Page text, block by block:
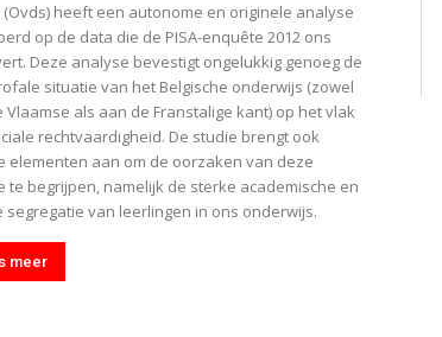
(Ovds) heeft een autonome en originele analyse
op de data die de PISA-enquête 2012 ons
Deze analyse bevestigt ongelukkig genoeg de
situatie van het Belgische onderwijs (zowel
Vlaamse als aan de Franstalige kant) op het vlak
rechtvaardigheid. De studie brengt ook
elementen aan om de oorzaken van deze
te begrijpen, namelijk de sterke academische en
segregatie van leerlingen in ons onderwijs.
meer